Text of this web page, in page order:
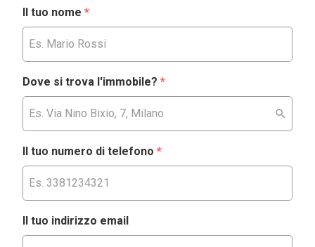
Il tuo nome *
Dove si trova l'immobile? *
Il tuo numero di telefono *
Il tuo indirizzo email